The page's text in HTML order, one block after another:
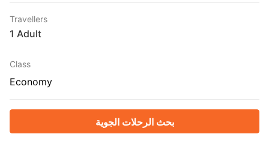
Travellers
1 Adult
Class
Economy